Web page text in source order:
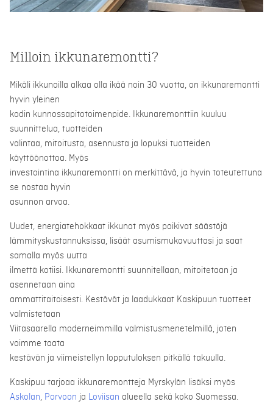
Milloin ikkunaremontti?
Mikäli ikkunoilla alkaa olla ikää noin 30 vuotta, on ikkunaremontti
hyvin yleinen
kodin kunnossapitotoimenpide. Ikkunaremonttiin kuuluu
suunnittelua, tuotteiden
valintaa, mitoitusta, asennusta ja lopuksi tuotteiden
käyttöönottoa. Myös
investointina ikkunaremontti on merkittävä, ja hyvin toteutettuna
se nostaa hyvin
asunnon arvoa.
Uudet, energiatehokkaat ikkunat myös poikivat säästöjä
lämmityskustannuksissa, lisäät asumismukavuuttasi ja saat
samalla myös uutta
ilmettä kotiisi. Ikkunaremontti suunnitellaan, mitoitetaan ja
asennetaan aina
ammattitaitoisesti. Kestävät ja laadukkaat Kaskipuun tuotteet
valmistetaan
Viitasaarella moderneimmilla valmistusmenetelmillä, joten
voimme taata
kestävän ja viimeistellyn lopputuloksen pitkällä takuulla.
Kaskipuu tarjoaa ikkunaremontteja Myrskylän lisäksi myös
Askolan, Porvoon ja Loviisan alueella sekä koko Suomessa.